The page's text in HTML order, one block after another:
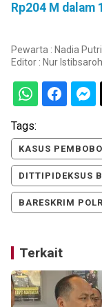
Rp204 M dalam
Pewarta : Nadia
Editor : Nur Istibsaroh
Tags:
KASUS
DITTIPIDEKSUS
BARESKRIM
Terkait